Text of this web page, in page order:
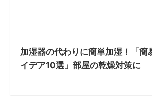
加湿器の代わりに簡単加湿！「簡
イデア10選」部屋の乾燥対策に